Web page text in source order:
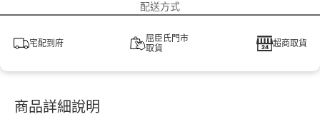
配送方式
宅配到府
屈臣氏門市
取貨
超商取貨
商品詳細說明